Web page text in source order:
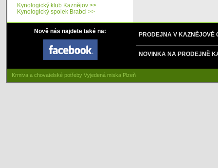
Kynologický klub Kaznějov >>
Kynologický spolek Brabci >>
Nově nás najdete také na: PRODEJNA V KAZNĚJOVĚ
NOVINKA NA PRODEJNĚ
Krmiva a chovatelské potřeby Vyjedená miska Plzeň